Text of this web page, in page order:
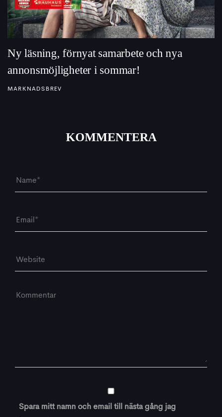
Ny läsning, förnyat samarbete och nya
annonsmöjligheter i sommar!
MARKNADSBREV
KOMMENTERA
Spara mitt namn och email till nästa gång jag